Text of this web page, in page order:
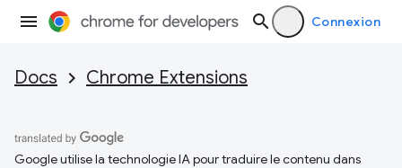
Connexion
Docs Chrome Extensions
Google utilise la technologie IA pour traduire le contenu dans